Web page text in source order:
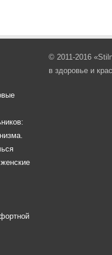
© 2011-2016
в здоровье и